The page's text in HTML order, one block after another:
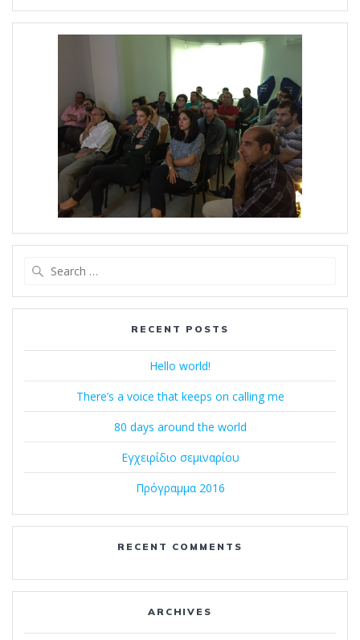
RECENT POSTS
Hello world!
There’s a voice that keeps on calling me
80 days around the world
Εγχειρίδιο σεμιναρίου
Πρόγραμμα 2016
RECENT COMMENTS
ARCHIVES